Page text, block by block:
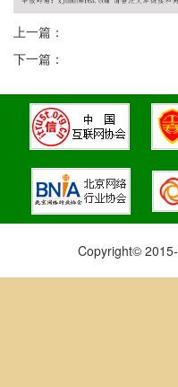
上一篇：
下一篇：
Copyright©